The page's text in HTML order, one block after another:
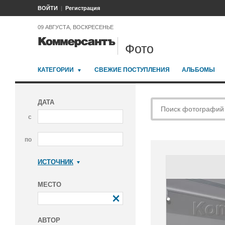
ВОЙТИ Регистрация
09 АВГУСТА, ВОСКРЕСЕНЬЕ
Фото
КАТЕГОРИИ СВЕЖИЕ ПОСТУПЛЕНИЯ АЛЬБОМЫ
ДАТА
с
по
ИСТОЧНИК
МЕСТО
АВТОР